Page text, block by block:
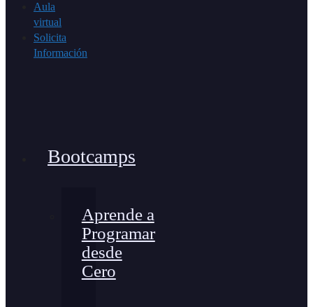
Aula
virtual
Solicita
Información
Bootcamps
Aprende a
Programar
desde
Cero